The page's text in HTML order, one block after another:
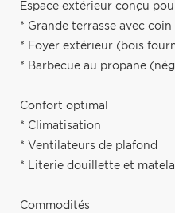
Espace extérieur conçu
* Grande terrasse avec
* Foyer extérieur (bois
* Barbecue au propane
Confort optimal
* Climatisation
* Ventilateurs de plafond
* Literie douillette et
Commodités